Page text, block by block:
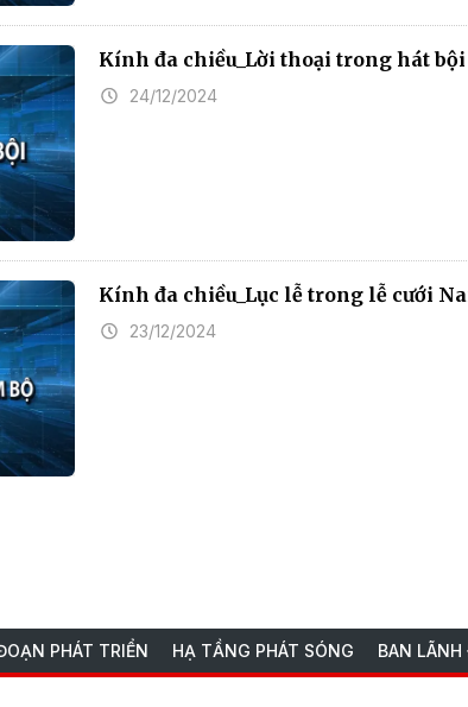
Kính đa chiều_Lời thoại trong hát bội
24/12/2024
Kính đa chiều_Lục lễ trong lễ cưới
23/12/2024
PHÁT TRIỂN HẠ TẦNG PHÁT SÓNG BAN LÃNH